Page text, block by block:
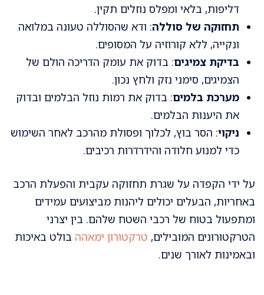
דליפות, בלאי ומפלס נוזלים תקין.
תחזוקה של סוללה: ודא שהסוללה טעונה במלואה
ונקייה, ללא קורוזיה על המסופים.
בדיקת צמיגים: בדוק את עומק הדריכה הולם של
הצמיגים, סימני נזק ולחץ נכון.
מערכת בלמים: בדוק את רמות נוזל הבלמים ובדוק
את היענות הבלמים.
ניקוי: הסר בוץ, לכלוך ופסולת מהרכב לאחר השימוש
כדי למנוע חלודה והידרדרות רכיבים.
על ידי הקפדה על שגרת תחזוקה עקבית והפעלת הרכב
באחריות, הבעלים יכולים ליהנות מביצועים עמידים
ומתפעול בטוח של רכבי השטח שלהם. בין יצרני
הטרקטורונים המובילים, טרקטורון ימאהה בולט באיכות
ובאמינות לאורך שנים.